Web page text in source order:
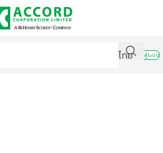
ไทย
เข้าสู่ระบบ